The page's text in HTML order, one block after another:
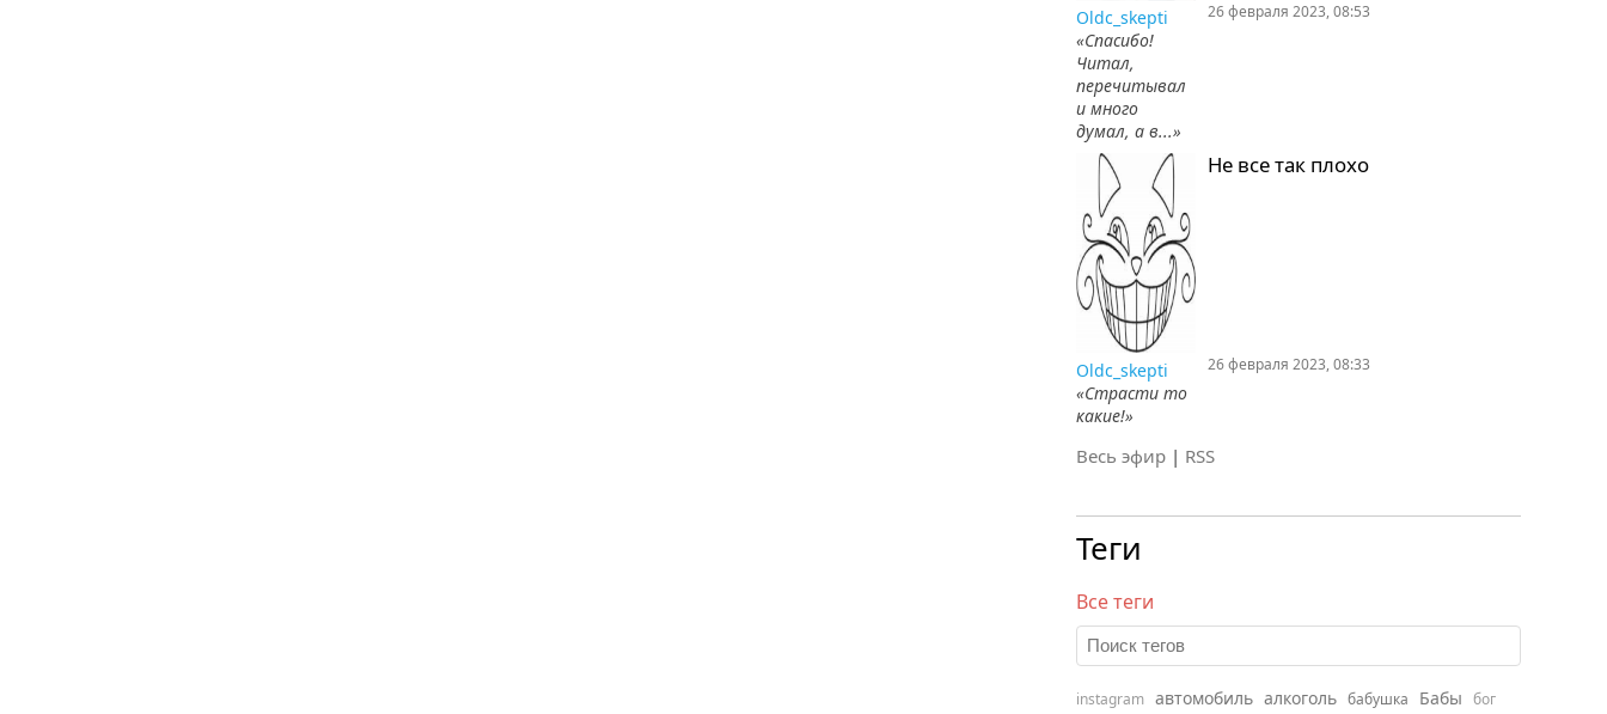
Oldc_skepti
«Спасибо!
Читал,
перечитывал
и много
думал, а в...»
26 февраля 2023, 08:53
Не все так плохо
Oldc_skepti
«Страсти то
какие!»
26 февраля 2023, 08:33
Весь эфир | RSS
Теги
Все теги
instagram автомобиль алкоголь бабушка Бабы бог